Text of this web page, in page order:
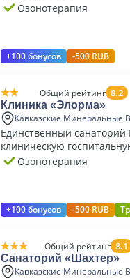
Озонотерапия
+100 бонусов -500 RUB
Общий рейтинг 8.2
Клиника «Элорма»
Кавказские Минеральные
Единственный
клиническую
курортную реабилитацию
Озонотерапия
+100 бонусов -500 RUB
Общий рейтинг 8.1
Санаторий «Шахтер»
Кавказские Минеральные